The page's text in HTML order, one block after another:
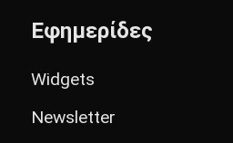
Εφημερίδες
Widgets
Newsletter